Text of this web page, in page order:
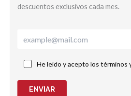
descuentos exclusivos cada mes.
He leído y acepto los términos
ENVIAR